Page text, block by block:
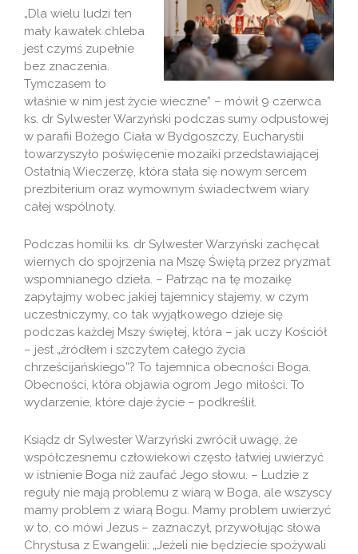
„Dla wielu ludzi ten
mały kawałek chleba
jest czymś zupełnie
bez znaczenia.
Tymczasem to
właśnie w nim jest życie wieczne” – mówił 9 czerwca
ks. dr Sylwester Warzyński podczas sumy odpustowej
w parafii Bożego Ciała w Bydgoszczy. Eucharystii
towarzyszyło poświęcenie mozaiki przedstawiającej
Ostatnią Wieczerzę, która stała się nowym sercem
prezbiterium oraz wymownym świadectwem wiary
całej wspólnoty.
Podczas homilii ks. dr Sylwester Warzyński zachęcał
wiernych do spojrzenia na Mszę Świętą przez pryzmat
wspomnianego dzieła. – Patrząc na tę mozaikę
zapytajmy wobec jakiej tajemnicy stajemy, w czym
uczestniczymy, co tak wyjątkowego dzieje się
podczas każdej Mszy świętej, która – jak uczy Kościół
– jest „źródłem i szczytem całego życia
chrześcijańskiego”? To tajemnica obecności Boga.
Obecności, która objawia ogrom Jego miłości. To
wydarzenie, które daje życie – podkreślił.
Ksiądz dr Sylwester Warzyński zwrócił uwagę, że
współczesnemu człowiekowi często łatwiej uwierzyć
w istnienie Boga niż zaufać Jego słowu. – Ludzie z
reguły nie mają problemu z wiarą w Boga, ale wszyscy
mamy problem z wiarą Bogu. Mamy problem uwierzyć
w to, co mówi Jezus – zaznaczył, przywołując słowa
Chrystusa z Ewangelii: „Jeżeli nie będziecie spożywali